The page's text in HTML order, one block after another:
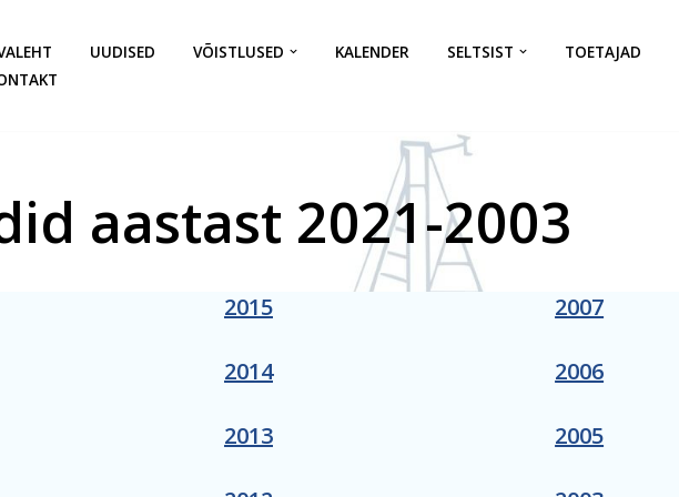
UUDISED VÕISTLUSED KALENDER SELTSIST TOETAJAD
aastast 2021-2003
2015
2014
2013
2007
2006
2005